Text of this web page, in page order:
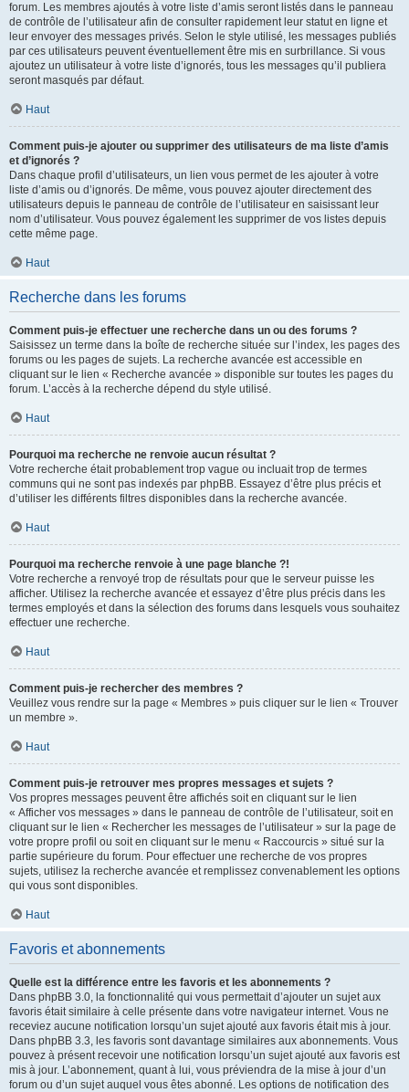
forum. Les membres ajoutés à votre liste d’amis seront listés dans le panneau
de contrôle de l’utilisateur afin de consulter rapidement leur statut en ligne et
leur envoyer des messages privés. Selon le style utilisé, les messages publiés
par ces utilisateurs peuvent éventuellement être mis en surbrillance. Si vous
ajoutez un utilisateur à votre liste d’ignorés, tous les messages qu’il publiera
seront masqués par défaut.
Haut
Comment puis-je ajouter ou supprimer des utilisateurs de ma liste d’amis
et d’ignorés ?
Dans chaque profil d’utilisateurs, un lien vous permet de les ajouter à votre
liste d’amis ou d’ignorés. De même, vous pouvez ajouter directement des
utilisateurs depuis le panneau de contrôle de l’utilisateur en saisissant leur
nom d’utilisateur. Vous pouvez également les supprimer de vos listes depuis
cette même page.
Haut
Recherche dans les forums
Comment puis-je effectuer une recherche dans un ou des forums ?
Saisissez un terme dans la boîte de recherche située sur l’index, les pages des
forums ou les pages de sujets. La recherche avancée est accessible en
cliquant sur le lien « Recherche avancée » disponible sur toutes les pages du
forum. L’accès à la recherche dépend du style utilisé.
Haut
Pourquoi ma recherche ne renvoie aucun résultat ?
Votre recherche était probablement trop vague ou incluait trop de termes
communs qui ne sont pas indexés par phpBB. Essayez d’être plus précis et
d’utiliser les différents filtres disponibles dans la recherche avancée.
Haut
Pourquoi ma recherche renvoie à une page blanche ?!
Votre recherche a renvoyé trop de résultats pour que le serveur puisse les
afficher. Utilisez la recherche avancée et essayez d’être plus précis dans les
termes employés et dans la sélection des forums dans lesquels vous souhaitez
effectuer une recherche.
Haut
Comment puis-je rechercher des membres ?
Veuillez vous rendre sur la page « Membres » puis cliquer sur le lien « Trouver
un membre ».
Haut
Comment puis-je retrouver mes propres messages et sujets ?
Vos propres messages peuvent être affichés soit en cliquant sur le lien
« Afficher vos messages » dans le panneau de contrôle de l’utilisateur, soit en
cliquant sur le lien « Rechercher les messages de l’utilisateur » sur la page de
votre propre profil ou soit en cliquant sur le menu « Raccourcis » situé sur la
partie supérieure du forum. Pour effectuer une recherche de vos propres
sujets, utilisez la recherche avancée et remplissez convenablement les options
qui vous sont disponibles.
Haut
Favoris et abonnements
Quelle est la différence entre les favoris et les abonnements ?
Dans phpBB 3.0, la fonctionnalité qui vous permettait d’ajouter un sujet aux
favoris était similaire à celle présente dans votre navigateur internet. Vous ne
receviez aucune notification lorsqu’un sujet ajouté aux favoris était mis à jour.
Dans phpBB 3.3, les favoris sont davantage similaires aux abonnements. Vous
pouvez à présent recevoir une notification lorsqu’un sujet ajouté aux favoris est
mis à jour. L’abonnement, quant à lui, vous préviendra de la mise à jour d’un
forum ou d’un sujet auquel vous êtes abonné. Les options de notification des